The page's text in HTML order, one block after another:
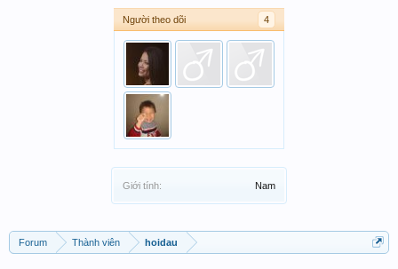
Người theo dõi 4
Giới tính: Nam
Forum Thành viên hoidau